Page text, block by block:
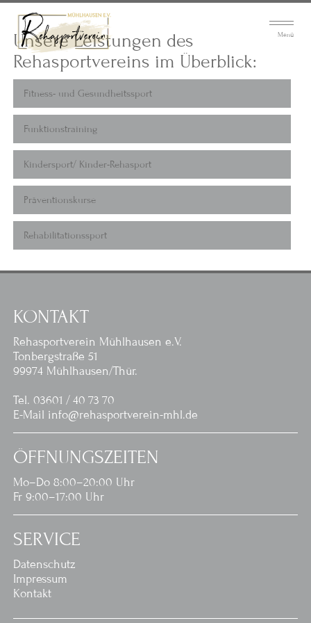
Menü
Unsere Leistungen des
Rehasportvereins im Überblick:
Fitness- und Gesundheitssport
Funktionstraining
Kindersport/ Kinder-Rehasport
Präventionskurse
Rehabilitationssport
KONTAKT
Rehasportverein Mühlhausen e.V.
Tonbergstraße 51
99974 Mühlhausen/Thür.
Tel. 03601 / 40 73 70
E-Mail info@rehasportverein-mhl.de
ÖFFNUNGSZEITEN
Mo–Do 8:00–20:00 Uhr
Fr 9:00–17:00 Uhr
SERVICE
Datenschutz
Impressum
Kontakt